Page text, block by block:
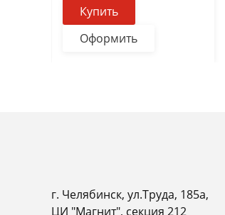
Купить
Оформить
г. Челябинск, ул.Труда, 185а,
ЦИ "Магнит", секция 212